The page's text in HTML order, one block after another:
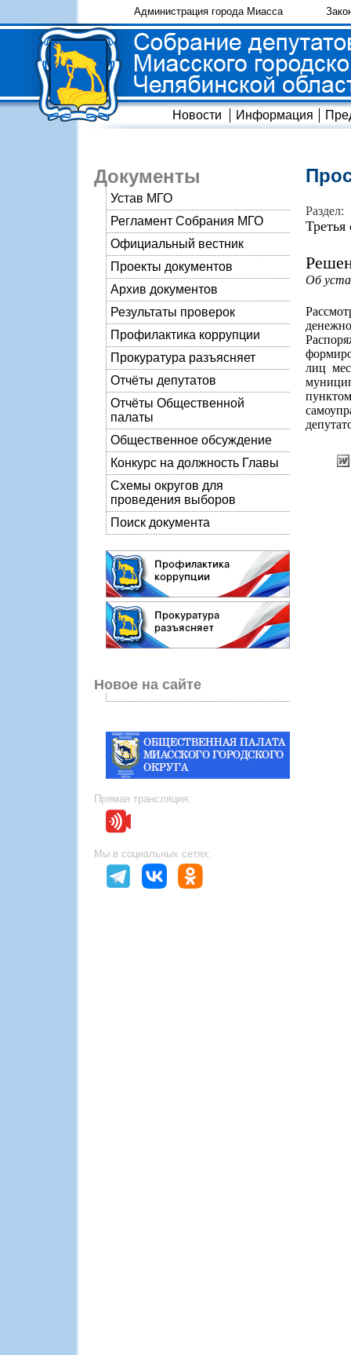
Администрация города Миасса
Новости Информация
Документы
Устав МГО
Регламент Собрания МГО
Официальный вестник
Проекты документов
Архив документов
Результаты проверок
Профилактика коррупции
Прокуратура разъясняет
Отчёты депутатов
Отчёты Общественной
палаты
Общественное обсуждение
Конкурс на должность Главы
Схемы округов для
проведения выборов
Поиск документа
Новое на сайте
Прямая трансляция:
Мы в социальных сетях:
Раздел:
Третья
Об
лиц